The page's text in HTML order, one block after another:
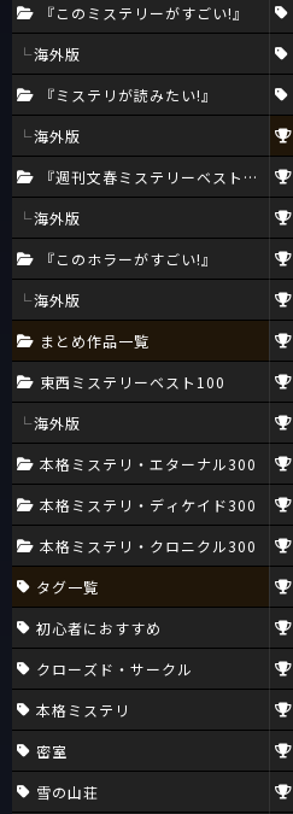
『このミステリーがすごい!』
海外版
『ミステリが読みたい!』
海外版
『週刊文春ミステリーベスト10』
海外版
『このホラーがすごい!』
海外版
まとめ作品一覧
東西ミステリーベスト100
海外版
本格ミステリ・エターナル300
本格ミステリ・ディケイド300
本格ミステリ・クロニクル300
タグ一覧
初心者におすすめ
クローズド・サークル
本格ミステリ
密室
雪の山荘